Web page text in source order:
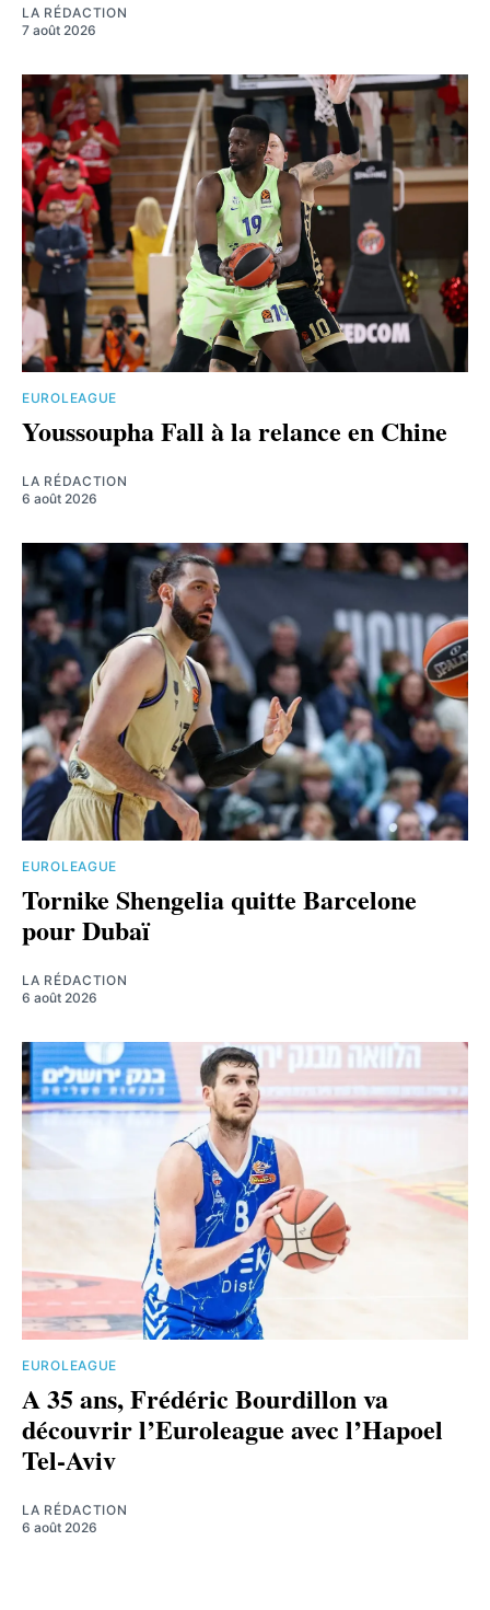
LA RÉDACTION
7 août 2026
EUROLEAGUE
Youssoupha Fall à la relance en Chine
LA RÉDACTION
6 août 2026
EUROLEAGUE
Tornike Shengelia quitte Barcelone
pour Dubaï
LA RÉDACTION
6 août 2026
EUROLEAGUE
A 35 ans, Frédéric Bourdillon va
découvrir l’Euroleague avec l’Hapoel
Tel-Aviv
LA RÉDACTION
6 août 2026